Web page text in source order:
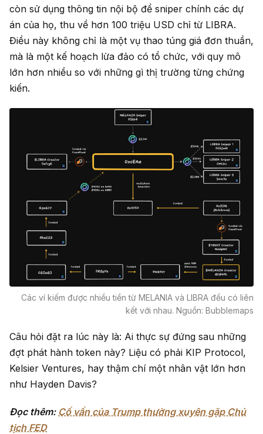
còn sử dụng thông tin nội bộ để sniper chính các dự
án của họ, thu về hơn 100 triệu USD chỉ từ LIBRA.
Điều này không chỉ là một vụ thao túng giá đơn thuần,
mà là một kế hoạch lừa đảo có tổ chức, với quy mô
lớn hơn nhiều so với những gì thị trường từng chứng
kiến.
Các ví kiếm được nhiều tiền từ MELANIA và LIBRA đều có liên
kết với nhau. Nguồn: Bubblemaps
Câu hỏi đặt ra lúc này là: Ai thực sự đứng sau những
đợt phát hành token này? Liệu có phải KIP Protocol,
Kelsier Ventures, hay thậm chí một nhân vật lớn hơn
như Hayden Davis?
Đọc thêm: Cố vấn của Trump thường xuyên gặp Chủ
tịch FED